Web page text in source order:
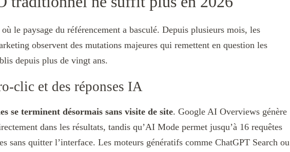
le paysage du référencement a basculé. Depuis plusieurs mois, les
observent des mutations majeures qui remettent en question les
depuis plus de vingt ans.
clic et des réponses IA
se terminent désormais sans visite de site. Google AI Overviews génère
dans les résultats, tandis qu’AI Mode permet jusqu’à 16 requêtes
sans quitter l’interface. Les moteurs génératifs comme ChatGPT Search ou